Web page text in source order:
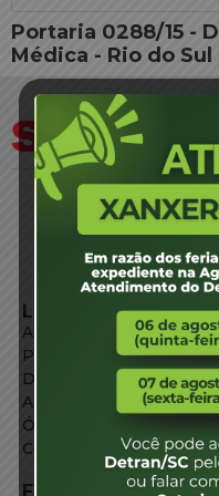
Portaria 0288/15 -
Médica - Rio do Sul
LINKS EXTERNOS
Agência de Notícias
Portal de Serviços
Diário Oficial
Acesso à Informação
Órgãos do Governo
Conheça SC
FALE CONOSCO